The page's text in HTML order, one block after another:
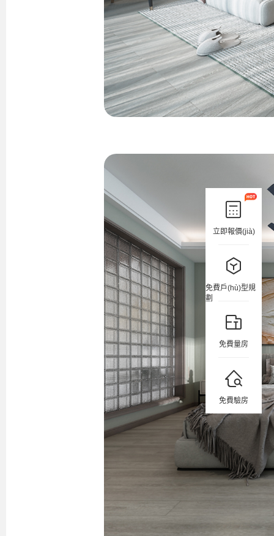
立即報價(jià)
免費戶(hù)型規
劃
免費量房
免費驗房